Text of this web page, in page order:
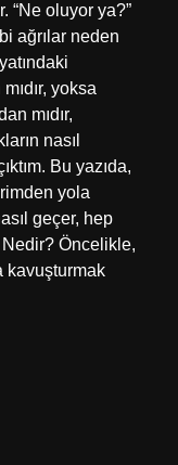
“Ne oluyor ya?”
ağrılar neden
yoksa
mıdır,
nasıl
Bu yazıda,
yola
geçer, hep
Öncelikle,
kavuşturmak